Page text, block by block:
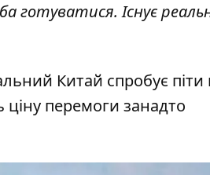
готуватися. Існує
Китай спробує піти
ціну перемоги занадто